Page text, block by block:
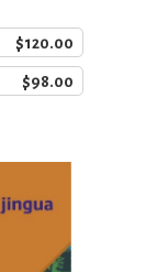
$120.00
$98.00